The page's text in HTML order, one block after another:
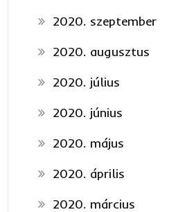
2020. szeptember
2020. augusztus
2020. július
2020. június
2020. május
2020. április
2020. március